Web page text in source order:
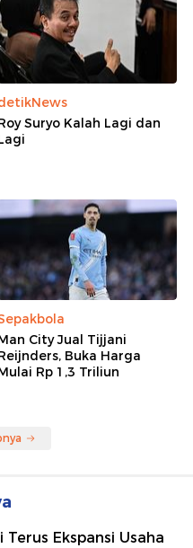
Suryo Kalah Lagi dan
City Jual Tijjani
Buka Harga
Rp 1,3 Triliun
Ekspansi Usaha